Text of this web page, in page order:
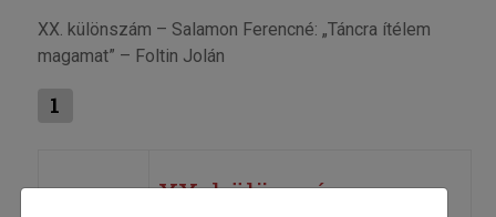
XX. különszám – Salamon Ferencné: „Táncra ítélem
magamat” – Foltin Jolán
1
XX. különszám